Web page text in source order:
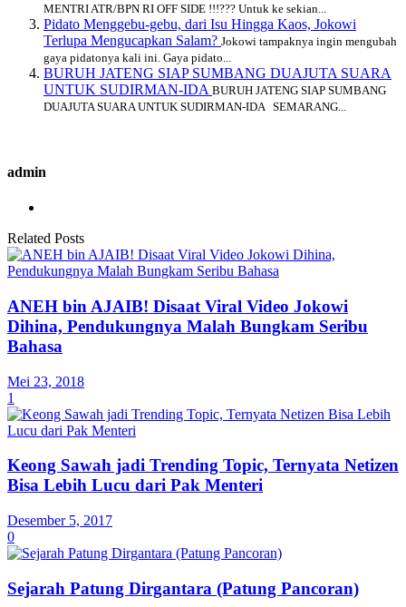
MENTRI ATR/BPN RI OFF SIDE !!!??? Untuk ke sekian...
Pidato Menggebu-gebu, dari Isu Hingga Kaos, Jokowi
Terlupa Mengucapkan Salam? Jokowi tampaknya ingin mengubah
gaya pidatonya kali ini. Gaya pidato...
BURUH JATENG SIAP SUMBANG DUAJUTA SUARA
UNTUK SUDIRMAN-IDA BURUH JATENG SIAP SUMBANG
DUAJUTA SUARA UNTUK SUDIRMAN-IDA SEMARANG...
admin
Related Posts
ANEH bin AJAIB! Disaat Viral Video Jokowi
Dihina, Pendukungnya Malah Bungkam Seribu
Bahasa
Mei 23, 2018
1
Keong Sawah jadi Trending Topic, Ternyata Netizen
Bisa Lebih Lucu dari Pak Menteri
Desember 5, 2017
0
Sejarah Patung Dirgantara (Patung Pancoran)